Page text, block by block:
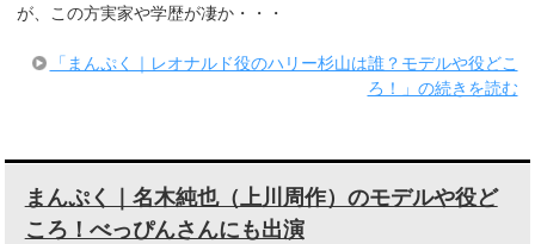
が、この方実家や学歴が凄か・・・
「まんぷく｜レオナルド役のハリー杉山は誰？モデルや役どこ
ろ！」の続きを読む
まんぷく｜名木純也（上川周作）のモデルや役ど
ころ！べっぴんさんにも出演